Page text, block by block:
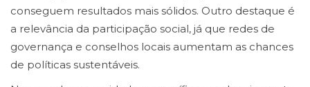
conseguem resultados mais sólidos. Outro destaque é
a relevância da participação social, já que redes de
governança e conselhos locais aumentam as chances
de políticas sustentáveis.